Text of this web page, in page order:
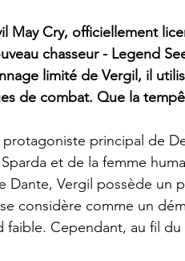
May Cry, officiellement
chasseur - Legend
limité de Vergil, il
de combat. Que la
principal de
et de la femme
Vergil possède un
considère comme un
Cependant, au fil